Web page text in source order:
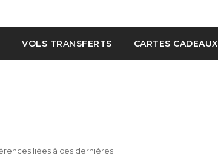
VOLS TRANSFERTS CARTES CADEAUX
liées à ces dernières